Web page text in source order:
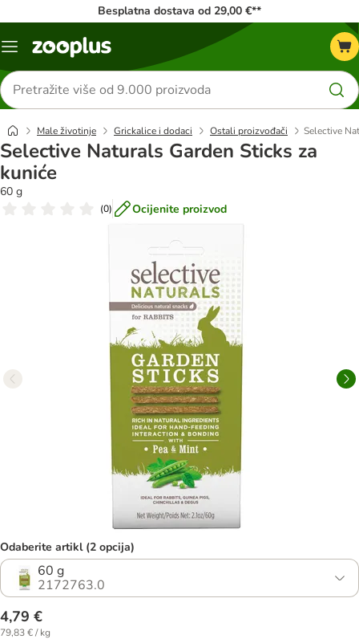
Besplatna dostava od 29,00 €**
Izbornik
Traži
proizvode
Male životinje Grickalice i dodaci Ostali proizvođači Selective
Selective Naturals Garden Sticks za
kuniće
60 g
(0) Ocijenite proizvod
Odaberite artikl (2 opcija)
60 g
2172763.0
4,79 €
79,83 € / kg